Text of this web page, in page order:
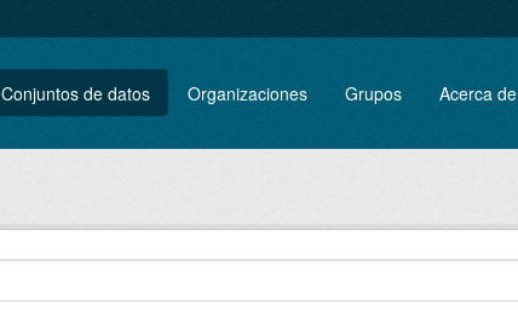
Conjuntos de datos Organizaciones Grupos Acerca de